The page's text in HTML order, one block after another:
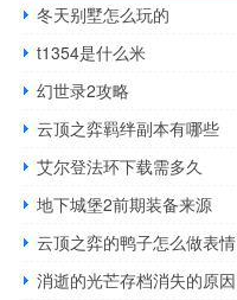
冬天别墅怎么玩的
t1354是什么米
幻世录2攻略
云顶之弈羁绊副本有哪些
艾尔登法环下载需多久
地下城堡2前期装备来源
云顶之弈的鸭子怎么做表情
消逝的光芒存档消失的原因